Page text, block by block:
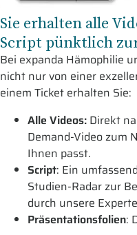
Sie erhalten alle
Script pünktlich
Bei expanda Hämophilie
nicht nur von einer
einem Ticket erhalten Sie:
Alle Videos: Direkt
Demand-Video zum
Ihnen passt.
Script: Ein
Studien-Radar zur
durch unsere
Präsentationsfolien: